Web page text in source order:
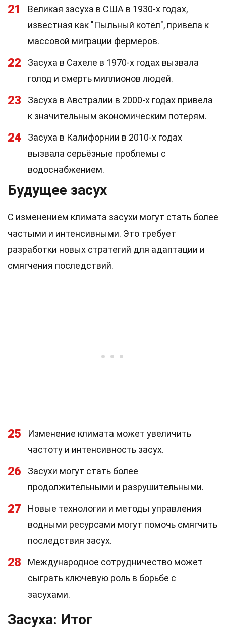
21
Великая засуха в США в 1930-х годах,
известная как "Пыльный котёл", привела к
массовой миграции фермеров.
22
Засуха в Сахеле в 1970-х годах вызвала
голод и смерть миллионов людей.
23
Засуха в Австралии в 2000-х годах привела
к значительным экономическим потерям.
24
Засуха в Калифорнии в 2010-х годах
вызвала серьёзные проблемы с
водоснабжением.
Будущее засух
С изменением климата засухи могут стать более
частыми и интенсивными. Это требует
разработки новых стратегий для адаптации и
смягчения последствий.
25
Изменение климата может увеличить
частоту и интенсивность засух.
26
Засухи могут стать более
продолжительными и разрушительными.
27
Новые технологии и методы управления
водными ресурсами могут помочь смягчить
последствия засух.
28
Международное сотрудничество может
сыграть ключевую роль в борьбе с
засухами.
Засуха: Итог